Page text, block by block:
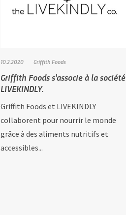
10.2.2020 Griffith Foods
Griffith Foods s'associe à la société
LIVEKINDLY.
Griffith Foods et LIVEKINDLY
collaborent pour nourrir le monde
grâce à des aliments nutritifs et
accessibles...